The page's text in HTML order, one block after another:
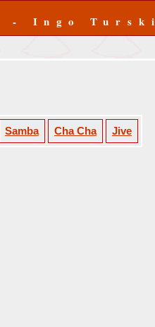
- Ingo Turski
Samba Cha Cha Jive